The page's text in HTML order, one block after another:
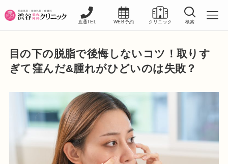
直通TEL WEB予約 クリニック 検索
目の下の脱脂で後悔しないコツ！取りす
ぎて窪んだ&腫れがひどいのは失敗？